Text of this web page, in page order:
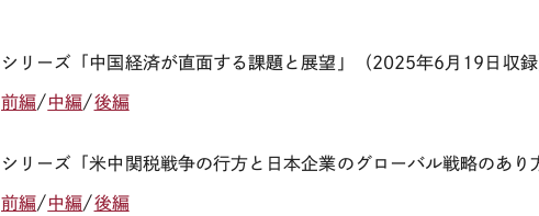
シリーズ「中国経済が直面する課題と展望」（2025年6月 19 日収録
前編/ 中編/後編
シリーズ「米中関税戦争の行方と日本企業のグローバル戦略のあり
前編/ 中編/後編